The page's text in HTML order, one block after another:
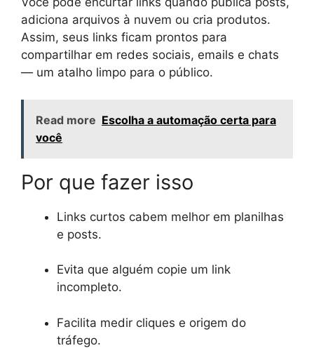
adiciona arquivos à nuvem ou cria produtos.
Assim, seus links ficam prontos para
compartilhar em redes sociais, emails e chats
— um atalho limpo para o público.
Read more Escolha a automação certa para
você
Por que fazer isso
Links curtos cabem melhor em planilhas
e posts.
Evita que alguém copie um link
incompleto.
Facilita medir cliques e origem do
tráfego.